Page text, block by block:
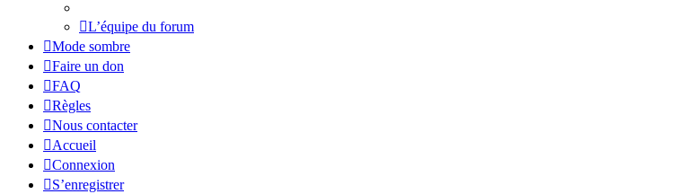
L’équipe du forum
Mode sombre
Faire un don
FAQ
Règles
Nous contacter
Accueil
Connexion
S’enregistrer